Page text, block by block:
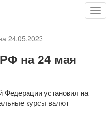
24.05.2023
на 24 мая
Федерации установил на
курсы валют